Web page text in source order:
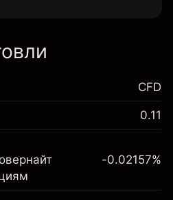
доступен для
CFD
0.11
-0.02157%